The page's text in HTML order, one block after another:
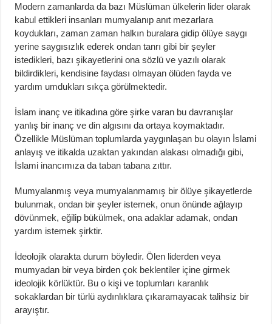
Modern zamanlarda da bazı Müslüman ülkelerin lider olarak
kabul ettikleri insanları mumyalanıp anıt mezarlara
koydukları, zaman zaman halkın buralara gidip ölüye saygı
yerine saygısızlık ederek ondan tanrı gibi bir şeyler
istedikleri, bazı şikayetlerini ona sözlü ve yazılı olarak
bildirdikleri, kendisine faydası olmayan ölüden fayda ve
yardım umdukları sıkça görülmektedir.
İslam inanç ve itikadına göre şirke varan bu davranışlar
yanlış bir inanç ve din algısını da ortaya koymaktadır.
Özellikle Müslüman toplumlarda yaygınlaşan bu olayın İslami
anlayış ve itikalda uzaktan yakından alakası olmadığı gibi,
İslami inancımıza da taban tabana zıttır.
Mumyalanmış veya mumyalanmamış bir ölüye şikayetlerde
bulunmak, ondan bir şeyler istemek, onun önünde ağlayıp
dövünmek, eğilip bükülmek, ona adaklar adamak, ondan
yardım istemek şirktir.
İdeolojik olarakta durum böyledir. Ölen liderden veya
mumyadan bir veya birden çok beklentiler içine girmek
ideolojik körlüktür. Bu o kişi ve toplumları karanlık
sokaklardan bir türlü aydınlıklara çıkaramayacak talihsiz bir
arayıştır.